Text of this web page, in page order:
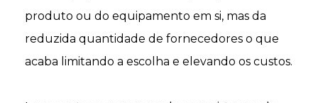
produto ou do equipamento em si, mas da
reduzida quantidade de fornecedores o que
acaba limitando a escolha e elevando os custos.